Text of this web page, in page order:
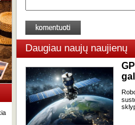
Daugiau naujų naujienų